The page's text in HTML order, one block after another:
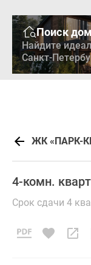
Поиск
Найдите
Санкт-
ЖК «ПАРК-
4-комн.
Срок сдачи 4